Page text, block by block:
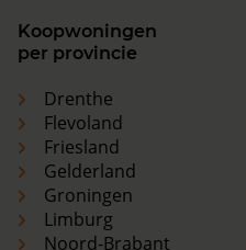
Koopwoningen
per provincie
Drenthe
Flevoland
Friesland
Gelderland
Groningen
Limburg
Noord-Brabant